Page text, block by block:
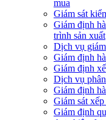
mua
Giám sát
Giám định
trình sản xuất
Dịch vụ
Giám định
Giám định
Dịch vụ
Giám định
Giám sát xếp
Giám định